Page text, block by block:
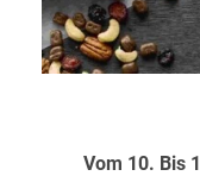
Vom 10. Bis